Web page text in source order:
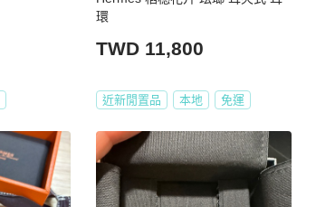
環
TWD 11,800
近新閒置品 本地 免運